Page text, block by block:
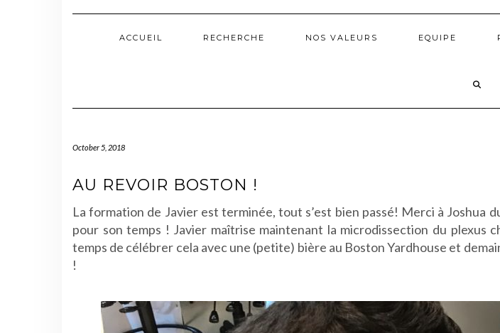
ACCUEIL RECHERCHE NOS VALEURS EQUIPE
October 5, 2018
AU REVOIR BOSTON !
La formation de Javier est terminée, tout s’est bien passé! Merci à Joshua
pour son temps ! Javier maîtrise maintenant la microdissection du plexus
temps de célébrer cela avec une (petite) bière au Boston Yardhouse et
!